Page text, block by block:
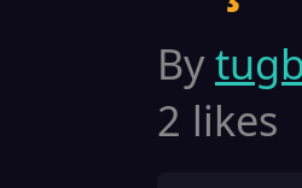
By
2 likes